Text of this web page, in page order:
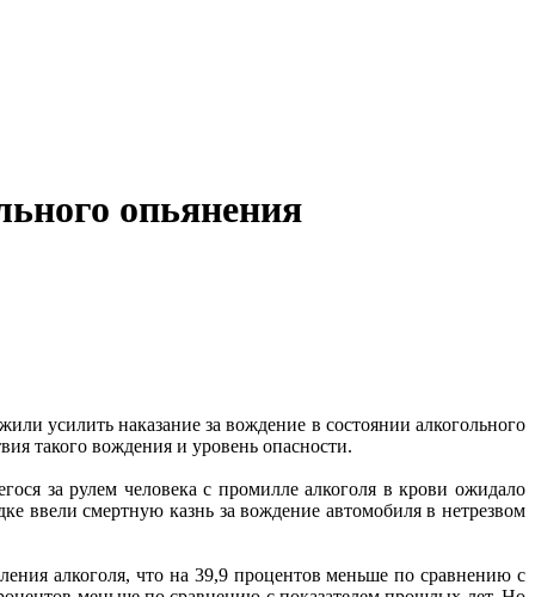
опьянения
усилить наказание за вождение в состоянии алкогольного
такого вождения и уровень опасности.
за рулем человека с промилле алкоголя в крови ожидало
ввели смертную казнь за вождение автомобиля в нетрезвом
алкоголя, что на 39,9 процентов меньше по сравнению с